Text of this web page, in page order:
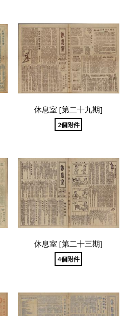
休息室 [第二十九期]
2個附件
休息室 [第二十三期]
4個附件